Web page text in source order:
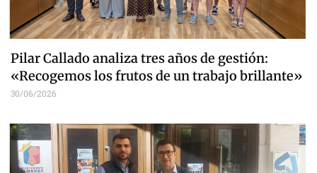
Pilar Callado analiza tres años de gestión:
«Recogemos los frutos de un trabajo brillante»
30/06/2026